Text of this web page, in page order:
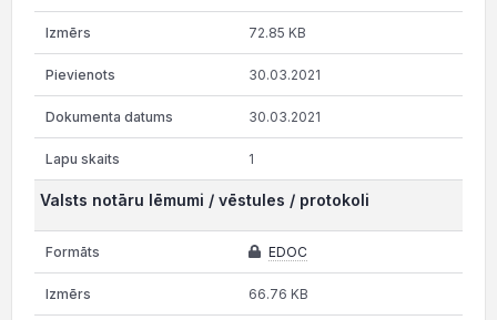
72.85 KB
30.03.2021
30.03.2021
1
Valsts notāru lēmumi / vēstules / protokoli
EDOC
66.76 KB